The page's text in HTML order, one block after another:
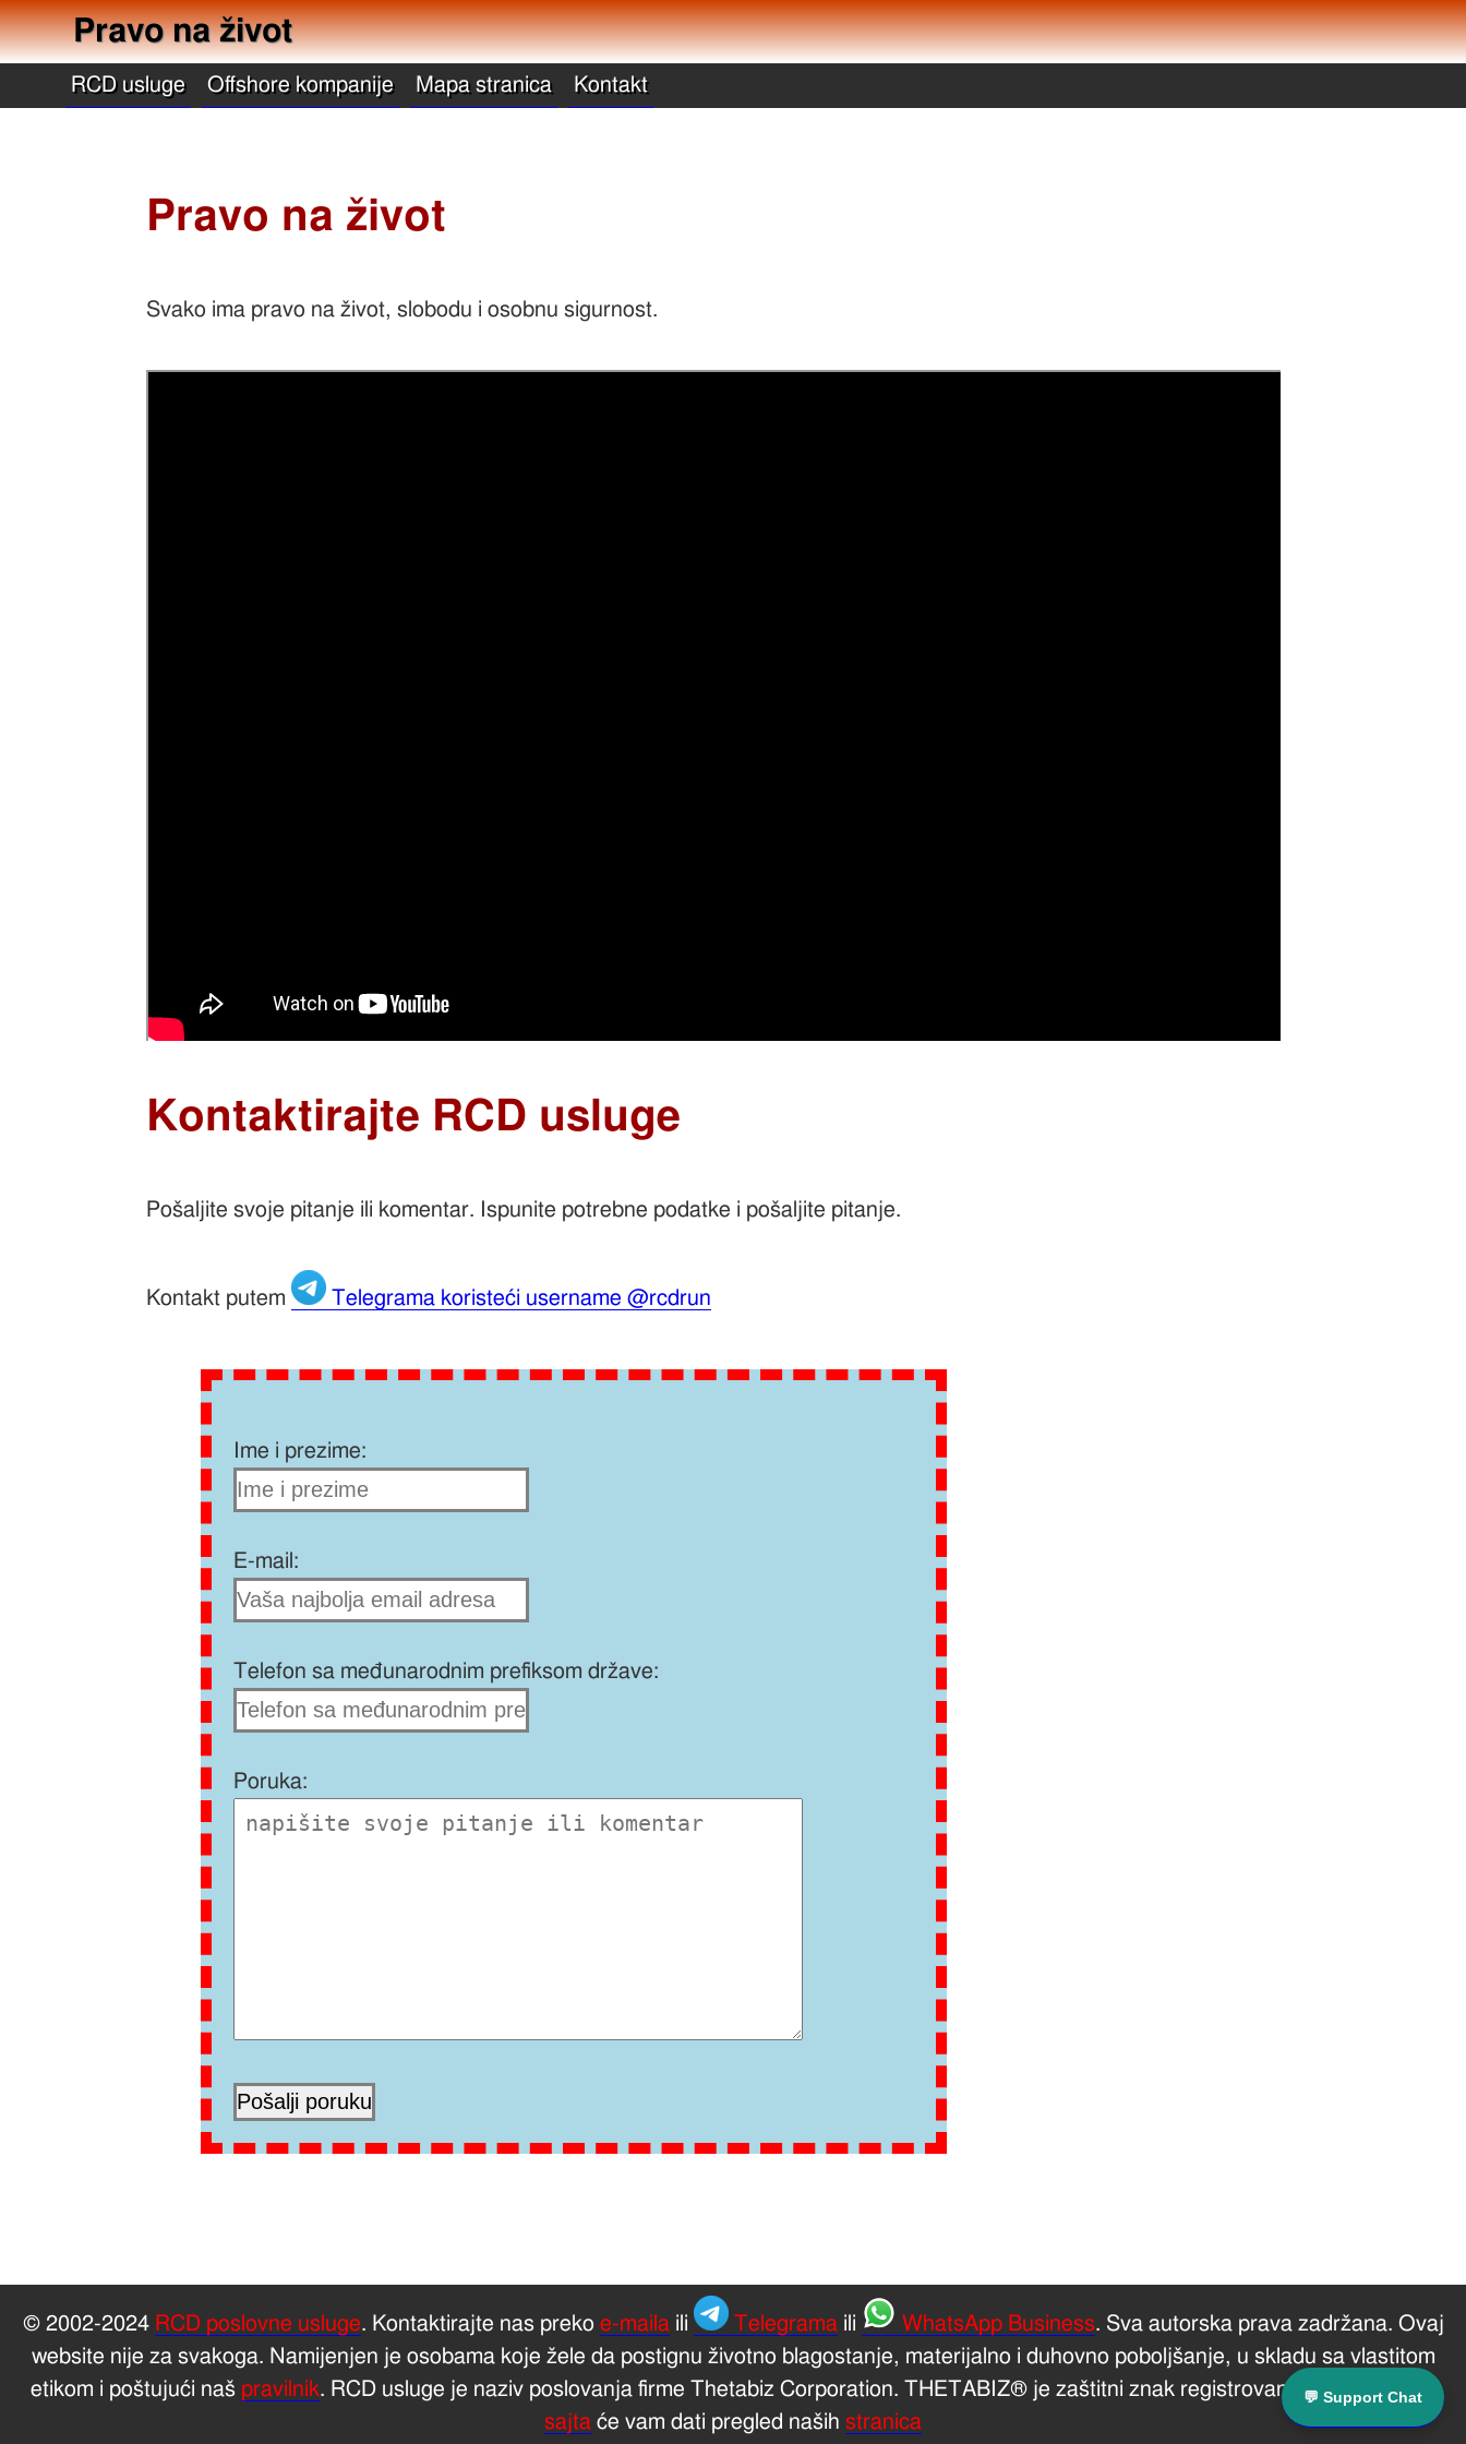
Pravo na život
RCD usluge Offshore kompanije Mapa stranica Kontakt
Pravo na život
Svako ima pravo na život, slobodu i osobnu sigurnost.
Kontaktirajte RCD usluge
Pošaljite svoje pitanje ili komentar. Ispunite potrebne podatke i pošaljite pitanje.
Kontakt putem Telegrama koristeći username @rcdrun
Ime i prezime:
E-mail:
Telefon sa međunarodnim prefiksom države:
Poruka:
💬 Support Chat
© 2002-2024 RCD poslovne usluge. Kontaktirajte nas preko e-mailaili Telegramaili WhatsApp Business. Sva autorska prava zadržana. Ovaj
website nije za svakoga. Namijenjen je osobama koje žele da postignu životno blagostanje, materijalno i duhovno poboljšanje, u skladu sa vlastitom
etikom i poštujući naš pravilnik. RCD usluge je naziv poslovanja firme Thetabiz Corporation. THETABIZ® je zaštitni znak registrovan u S.A.D..Mapa
sajta će vam dati pregled naših stranica